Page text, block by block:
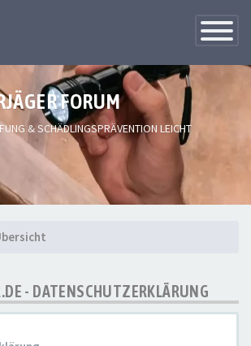
Toggle
FORUM
& SCHÄDLINGSPRÄVENTION LEICHT
- DATENSCHUTZERKLÄRUNG